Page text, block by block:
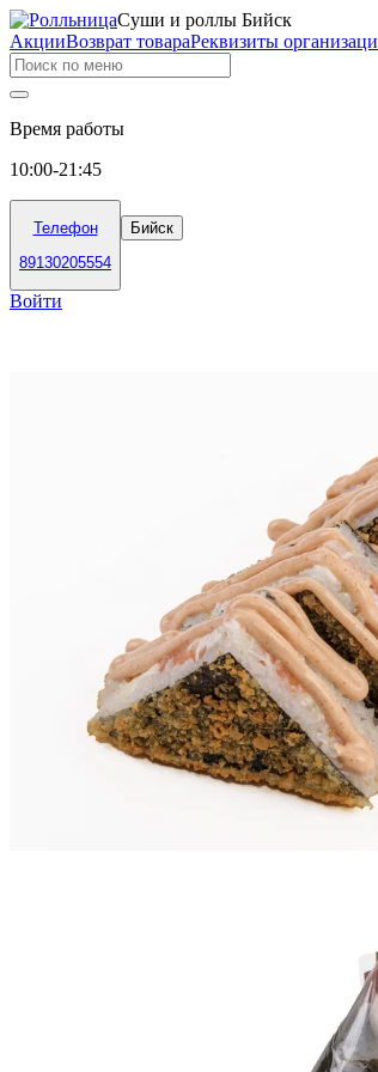
Суши и роллы Бийск
АкцииВозврат товараРеквизиты
Время работы
10:00-21:45
Телефон
89130205554
Бийск
Войти